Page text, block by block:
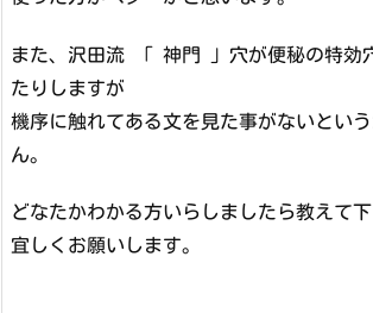
また、沢田流 「 神門 」穴が便秘の特効
たりしますが
機序に触れてある文を見た事がないとい
ん。
どなたかわかる方いらしましたら教えて下
宜しくお願いします。